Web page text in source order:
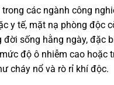
các ngành công
y tế, mặt nạ phòng độc
đời sống hằng ngày, đặc
độ ô nhiễm cao hoặc
cháy nổ và rò rỉ khí độc.